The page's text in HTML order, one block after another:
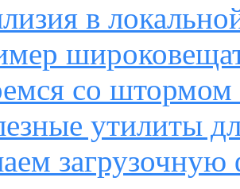
в
со штормом
утилиты